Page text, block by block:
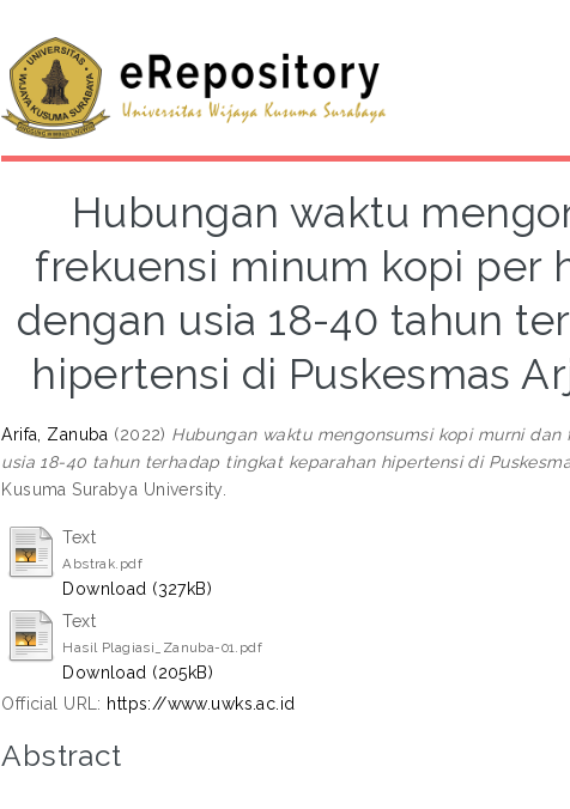
Hubungan waktu
frekuensi minum kopi per
dengan usia 18-40 tahun
hipertensi di Puskesmas
Arifa, Zanuba (2022) Hubungan waktu mengonsumsi kopi murni
usia 18-40 tahun terhadap tingkat keparahan hipertensi di
Kusuma Surabya University.
Text
Abstrak.pdf
Download (327kB)
Text
Hasil Plagiasi_Zanuba-01.pdf
Download (205kB)
Official URL: https://www.uwks.ac.id
Abstract
Toggle